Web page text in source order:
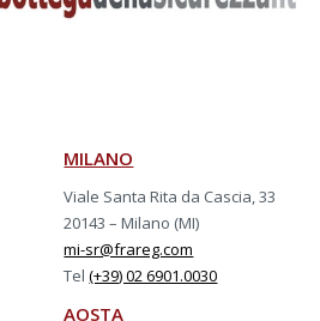
MILANO
Viale Santa Rita da Cascia, 33
20143 – Milano (MI)
mi-sr@frareg.com
Tel(+39) 02 6901.0030
AOSTA